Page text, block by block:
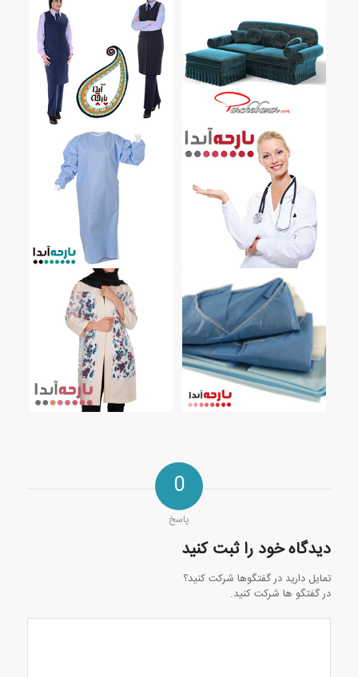
0
پاسخ
دیدگاه خود را ثبت کنید
تمایل دارید در گفتگوها شرکت کنید؟
در گفتگو ها شرکت کنید.